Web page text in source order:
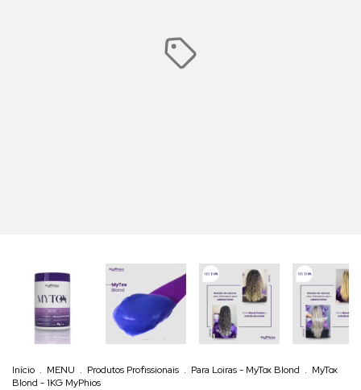
Início . MENU . Produtos Profissionais . Para Loiras - MyTox Blond . MyTox
Blond - 1KG MyPhios